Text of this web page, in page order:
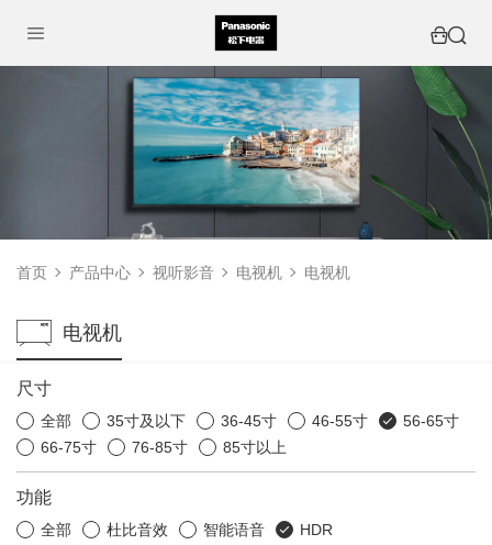
首页 产品中心 视听影音 电视机 电视机
电视机
尺寸
全部 35寸及以下 36-45寸 46-55寸
56-65寸
66-75寸
76-85寸 85寸以上
功能
全部 杜比音效 智能语音 HDR